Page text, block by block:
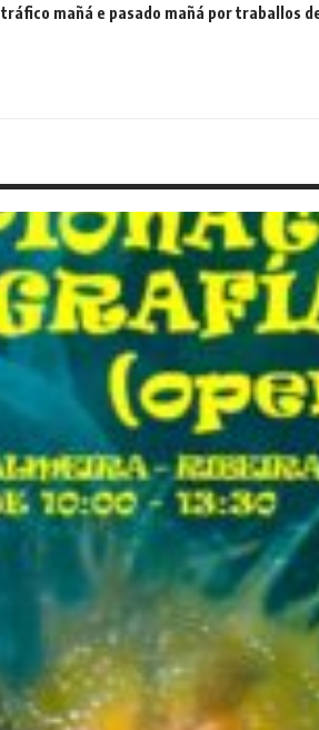
mañá e pasado mañá por traballos